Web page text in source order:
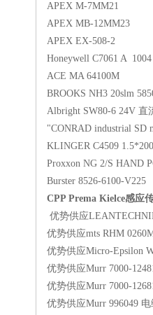
APEX M-7MM21
APEX MB-12MM23
APEX EX-508-2
Honeywell C7061 A
ACE MA 64100M
BROOKS NH3 20slm
Albright SW80-6 24V 直
"CONRAD industrial
KLINGER C4509
Proxxon NG 2/S HAND
Burster 8526-6100-V225
CPP Prema Kielce感应
优势供应
优势供应mts RHM
优势供应Micro-Epsilon
优势供应Murr 7000-
优势供应Murr 7000-
优势供应Murr 996049 电